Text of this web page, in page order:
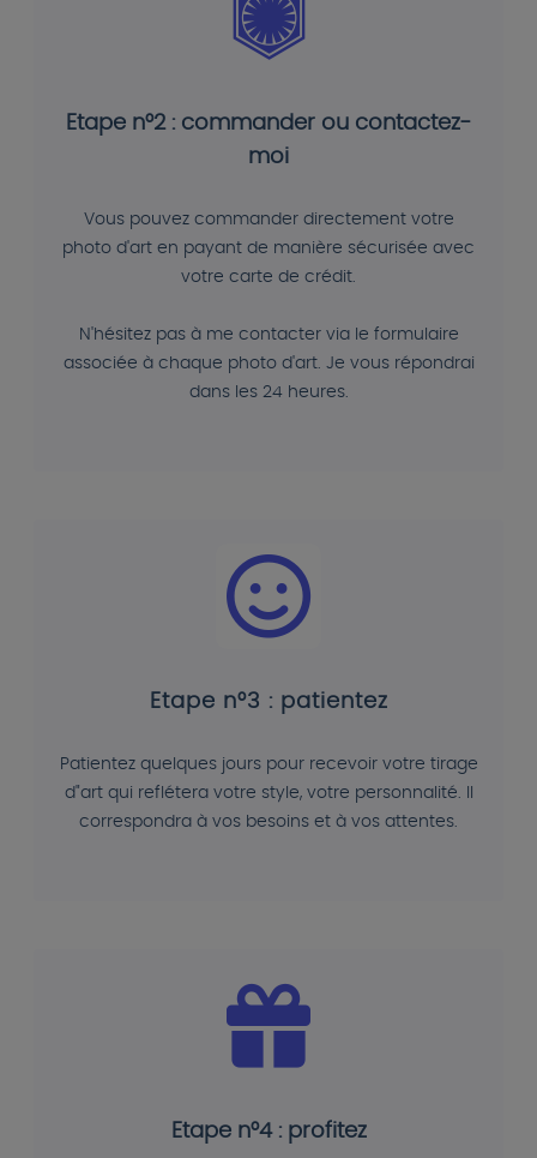
Etape n°2 : commander ou contactez-
moi
Vous pouvez commander directement votre
photo d'art en payant de manière sécurisée avec
votre carte de crédit.
N'hésitez pas à me contacter via le formulaire
associée à chaque photo d'art. Je vous répondrai
dans les 24 heures.
Etape n°3 : patientez
Patientez quelques jours pour recevoir votre tirage
d"art qui reflétera votre style, votre personnalité. Il
correspondra à vos besoins et à vos attentes.
Etape n°4 : profitez